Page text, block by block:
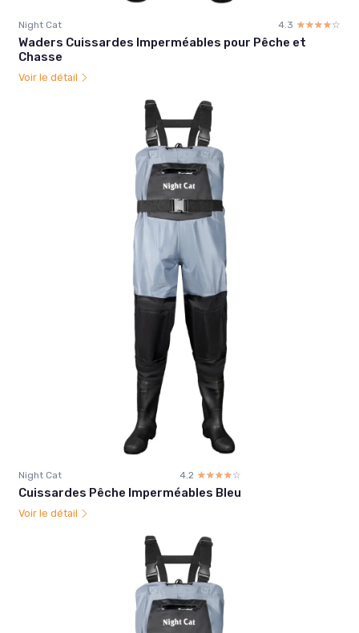
Night Cat 4.3 ☆☆☆☆☆
★★★★★
Waders Cuissardes Imperméables pour Pêche et
Chasse
Voir le détail
Night Cat 4.2 ☆☆☆☆☆
★★★★★
Cuissardes Pêche Imperméables Bleu
Voir le détail